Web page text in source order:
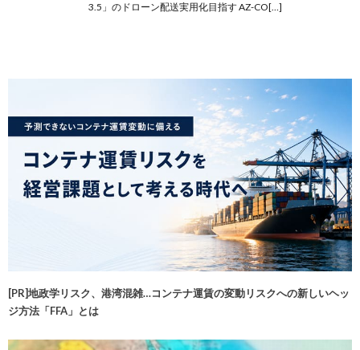
3.5」のドローン配送実用化目指す AZ-CO[…]
[PR]地政学リスク、港湾混雑…コンテナ運賃の変動リスクへの新しいヘッ
ジ方法「FFA」とは